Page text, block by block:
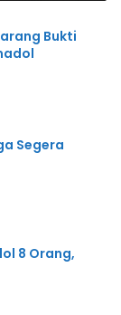
Bukti
Segera
8 Orang,